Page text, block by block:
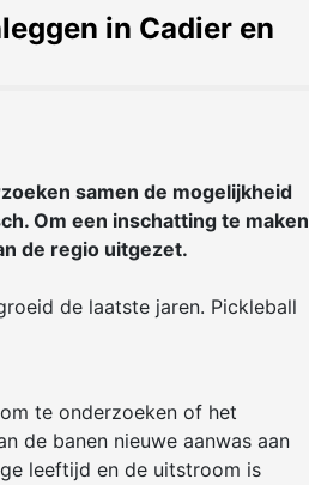
in Cadier en
samen de mogelijkheid
Om een inschatting te maken
de regio uitgezet.
de laatste jaren. Pickleball
te onderzoeken of het
de banen nieuwe aanwas aan
leeftijd en de uitstroom is